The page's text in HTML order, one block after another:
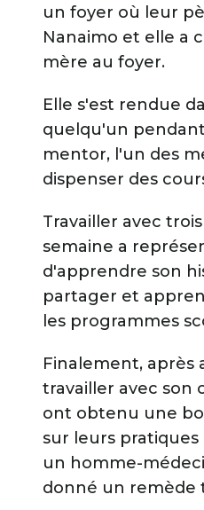
un foyer où leur
Nanaimo et elle a
mère au foyer.
Elle s'est rendue
quelqu'un
mentor, l'un des
dispenser des
Travailler avec
semaine a
d'apprendre son
partager et
les programmes
Finalement, après
travailler avec son
ont obtenu une
sur leurs
un homme-
donné un remède